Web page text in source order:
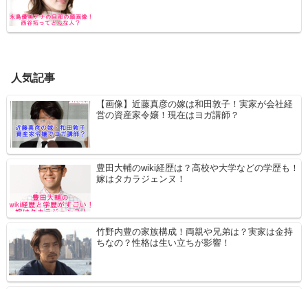
人気記事
【画像】近藤真彦の嫁は和田敦子！実家が会社経
営の資産家令嬢！現在はヨガ講師？
豊田大輔のwiki経歴は？高校や大学などの学歴も！
嫁はタカラジェンヌ！
竹野内豊の家族構成！両親や兄弟は？実家は金持
ちなの？性格は生い立ちが影響！